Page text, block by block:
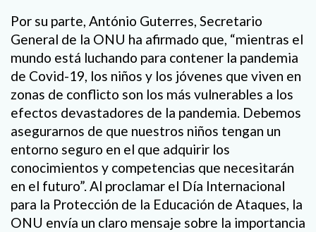
Por su parte, António Guterres, Secretario
General de la ONU ha afirmado que, “mientras el
mundo está luchando para contener la pandemia
de Covid-19, los niños y los jóvenes que viven en
zonas de conflicto son los más vulnerables a los
efectos devastadores de la pandemia. Debemos
asegurarnos de que nuestros niños tengan un
entorno seguro en el que adquirir los
conocimientos y competencias que necesitarán
en el futuro”. Al proclamar el Día Internacional
para la Protección de la Educación de Ataques, la
ONU envía un claro mensaje sobre la importancia